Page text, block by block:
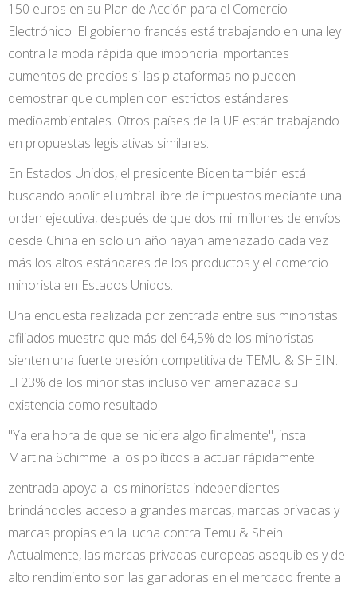
150 euros en su Plan de Acción para el Comercio
Electrónico. El gobierno francés está trabajando en una ley
contra la moda rápida que impondría importantes
aumentos de precios si las plataformas no pueden
demostrar que cumplen con estrictos estándares
medioambientales. Otros países de la UE están trabajando
en propuestas legislativas similares.
En Estados Unidos, el presidente Biden también está
buscando abolir el umbral libre de impuestos mediante una
orden ejecutiva, después de que dos mil millones de envíos
desde China en solo un año hayan amenazado cada vez
más los altos estándares de los productos y el comercio
minorista en Estados Unidos.
Una encuesta realizada por zentrada entre sus minoristas
afiliados muestra que más del 64,5% de los minoristas
sienten una fuerte presión competitiva de TEMU & SHEIN.
El 23% de los minoristas incluso ven amenazada su
existencia como resultado.
"Ya era hora de que se hiciera algo finalmente", insta
Martina Schimmel a los políticos a actuar rápidamente.
zentrada apoya a los minoristas independientes
brindándoles acceso a grandes marcas, marcas privadas y
marcas propias en la lucha contra Temu & Shein.
Actualmente, las marcas privadas europeas asequibles y de
alto rendimiento son las ganadoras en el mercado frente a